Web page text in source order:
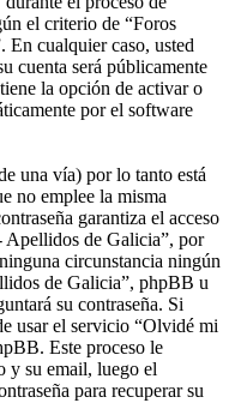
el criterio de “Foros
cualquier caso, usted
cuenta será públicamente
la opción de activar o
por el software
una vía) por lo tanto está
no emplee la misma
garantiza el acceso
Apellidos de Galicia”, por
circunstancia ningún
de Galicia”, phpBB u
su contraseña. Si
usar el servicio “Olvidé mi
Este proceso le
y su email, luego el
para recuperar su